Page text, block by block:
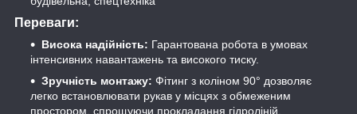
Переваги:
Висока надійність: Гарантована робота в умовах
інтенсивних навантажень та високого тиску.
Зручність монтажу: Фітинг з коліном 90° дозволяє
легко встановлювати рукав у місцях з обмеженим
простором, спрощуючи прокладання гідроліній.